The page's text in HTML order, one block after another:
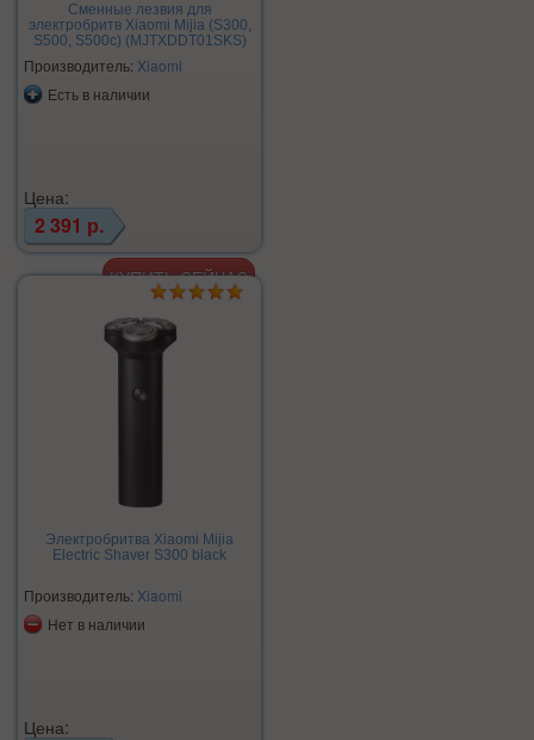
Сменные лезвия для
электробритв Xiaomi Mijia (S300,
S500, S500c) (MJTXDDT01SKS)
Производитель: Xiaomi
Есть в наличии
Цена:
2 391 р.
Электробритва Xiaomi Mijia
Electric Shaver S300 black
Производитель: Xiaomi
Нет в наличии
Цена: